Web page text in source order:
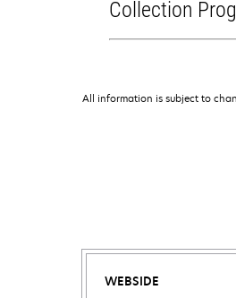
Collection
All information is subject to
WEBSIDE